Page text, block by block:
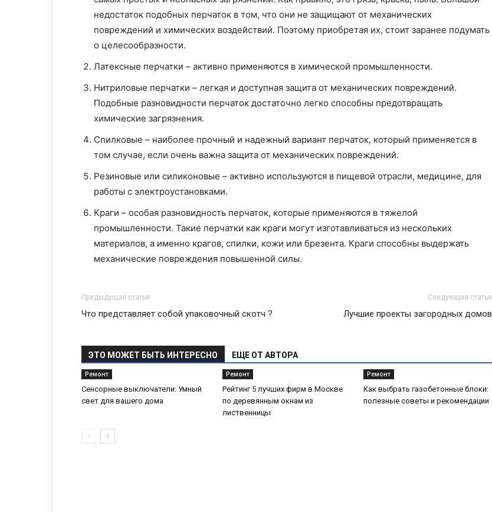
недостаток подобных перчаток в том, что они не защищают от механических
повреждений и химических воздействий. Поэтому приобретая их, стоит заранее подумать
о целесообразности.
Латексные перчатки – активно применяются в химической промышленности.
Нитриловые перчатки – легкая и доступная защита от механических повреждений.
Подобные разновидности перчаток достаточно легко способны предотвращать
химические загрязнения.
Спилковые – наиболее прочный и надежный вариант перчаток, который применяется в
том случае, если очень важна защита от механических повреждений.
Резиновые или силиконовые – активно используются в пищевой отрасли, медицине, для
работы с электроустановками.
Краги – особая разновидность перчаток, которые применяются в тяжелой
промышленности. Такие перчатки как краги могут изготавливаться из нескольких
материалов, а именно крагов, спилки, кожи или брезента. Краги способны выдержать
механические повреждения повышенной силы.
Предыдущая статья
Что представляет собой упаковочный скотч ?
Следующая статья
Лучшие проекты загородных домов
ЭТО МОЖЕТ БЫТЬ ИНТЕРЕСНО ЕЩЕ ОТ АВТОРА
Ремонт
Сенсорные выключатели: Умный
свет для вашего дома
Ремонт
Рейтинг 5 лучших фирм в Москве
по деревянным окнам из
лиственницы
Ремонт
Как выбрать газобетонные блоки:
полезные советы и рекомендации